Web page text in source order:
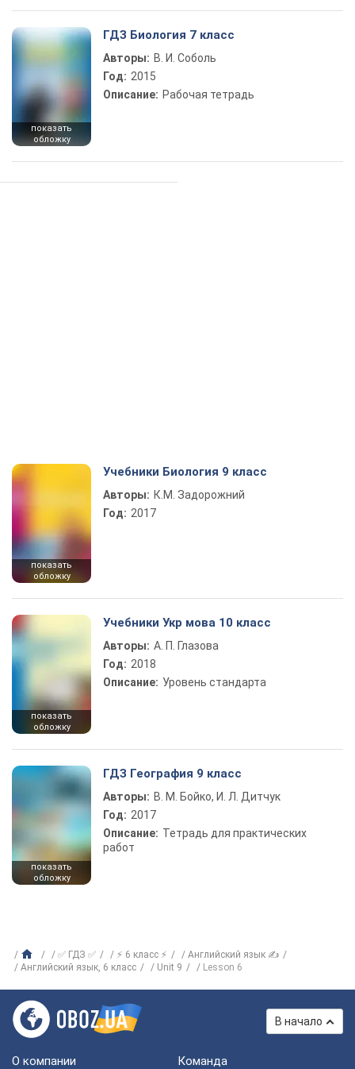
показать
обложку
ГДЗ Биология 7 класс
Авторы: В. И. Соболь
Год: 2015
Описание: Рабочая тетрадь
показать
обложку
Учебники Биология 9 класс
Авторы: К.М. Задорожний
Год: 2017
показать
обложку
Учебники Укр мова 10 класс
Авторы: А. П. Глазова
Год: 2018
Описание: Уровень стандарта
показать
обложку
ГДЗ География 9 класс
Авторы: В. М. Бойко, И. Л. Дитчук
Год: 2017
Описание: Тетрадь для практических
работ
✅ ГДЗ ✅ ⚡ 6 класс ⚡
Английский язык ✍
Английский язык, 6 класс
Unit 9 Lesson 6
В начало
О компании Команда